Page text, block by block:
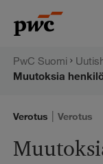
sisältöön
PwC:n
PwC Suomi
Verotus | Verotus